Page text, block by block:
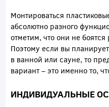
Монтироваться
абсолютно разного
отметим, что они не
Поэтому если вы
в ванной или сауне, то
вариант – это именно то,
ИНДИВИДУАЛЬНЫЕ